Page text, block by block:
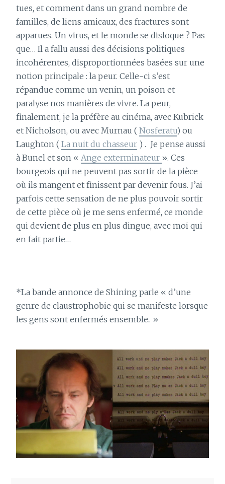
tues, et comment dans un grand nombre de
familles, de liens amicaux, des fractures sont
apparues. Un virus, et le monde se disloque ? Pas
que… Il a fallu aussi des décisions politiques
incohérentes, disproportionnées basées sur une
notion principale : la peur. Celle-ci s’est
répandue comme un venin, un poison et
paralyse nos manières de vivre. La peur,
finalement, je la préfère au cinéma, avec Kubrick
et Nicholson, ou avec Murnau (Nosferatu) ou
Laughton (La nuit du chasseur ) . Je pense aussi
à Bunel et son « Ange exterminateur ». Ces
bourgeois qui ne peuvent pas sortir de la pièce
où ils mangent et finissent par devenir fous. J’ai
parfois cette sensation de ne plus pouvoir sortir
de cette pièce où je me sens enfermé, ce monde
qui devient de plus en plus dingue, avec moi qui
en fait partie…
*La bande annonce de Shining parle « d’une
genre de claustrophobie qui se manifeste lorsque
les gens sont enfermés ensemble.. »